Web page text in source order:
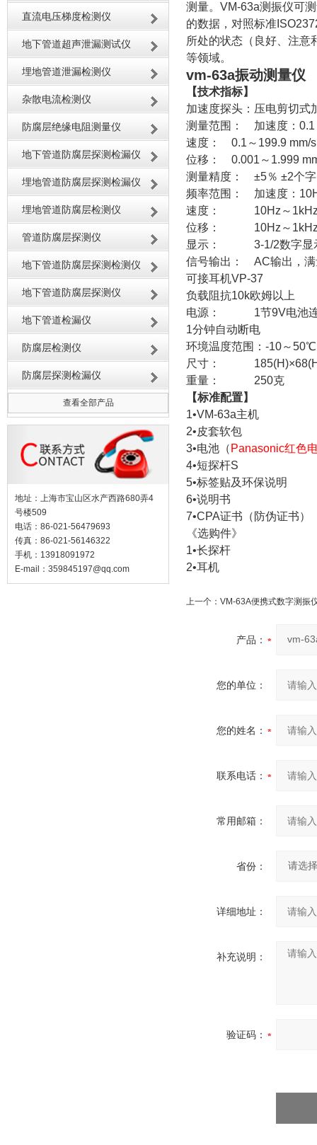
直流电压梯度检测仪
地下管道超声泄漏测试仪
埋地管道泄漏检测仪
杂散电流检测仪
防腐层绝缘电阻测量仪
地下管道防腐层探测检漏仪
埋地管道防腐层探测检漏仪
埋地管道防腐层检测仪
管道防腐层探测仪
地下管道防腐层探测检测仪
地下管道防腐层探测仪
地下管道检漏仪
防腐层检测仪
防腐层探测检漏仪
查看全部产品
地址：上海市宝山区水产西路680弄4
号楼509
电话：86-021-56479693
传真：86-021-56146322
手机：13918091972
E-mail： 359845197@qq.com
测量。VM-63a测振仪可
的数据，对照标准
所处的状态（良好、注意
等领域。
vm-63a振动测量仪
【技术指标】
加速度探头：压电剪切式
测量范围： 加速度：0.1
速度： 0.1～199.9 mm/
位移： 0.001～1.999
测量精度： ±5％ ±2个字
频率范围： 加速度：
速度： 10Hz～
位移： 10Hz～
显示： 3-1/2数字显示
信号输出： AC输出，满
可接耳机VP-37
负载阻抗10k欧姆以上
电源： 1节9V电池连
1分钟自动断电
环境温度范围：-10～
尺寸：
重量： 250克
【标准配置】
1•VM-63a
2•皮套
3•电池（ Panasonic红色
4•短探
5•标签贴及
6•说明
7•CPA证书（
《选购件》
1•长探
2•耳
上一个： VM-63A便携式数字测振
产品：
您的单位：
您的姓名：
联系电话：
常用邮箱：
省份：
详细地址：
补充说明：
验证码：